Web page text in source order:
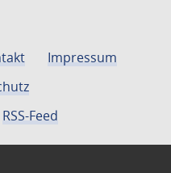
Impressum
RSS-Feed